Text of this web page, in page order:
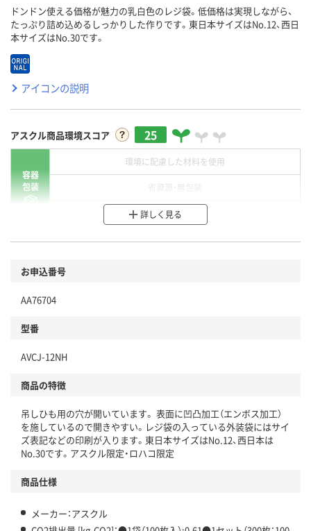
ドンドン使える価格が魅力の乳白色のレジ袋。低価格は実現しながら、
たっぷり詰め込めるしっかりした作りです。東日本サイズはNo.12、西日
本サイズはNo.30です。
アイコンの説明
アスクル商品環境スコア 25
容器
包装
環境に配慮した材料を使用
分別・リサイクルしやすい設計
本体
仕組
この商品の環境配慮ポイントです。下記商品詳細「
アスクル商品環境スコア詳細／加点項目
」で確認できます。
詳しく見る
お申込番号
AA76704
型番
AVCJ-12NH
商品の特徴
吊しひも用の穴が開いています。 表面に凹凸加工（エンボス加工）
を施しているので開きやすい。レジ袋の入っている外装袋にはサイ
ズ表記などの印刷が入ります。東日本サイズはNo.12、西日本は
No.30です。アスクル限定・ロハコ限定
商品仕様
メーカー：アスクル